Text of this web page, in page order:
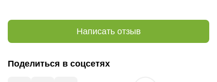
Написать отзыв
Поделиться в соцсетях